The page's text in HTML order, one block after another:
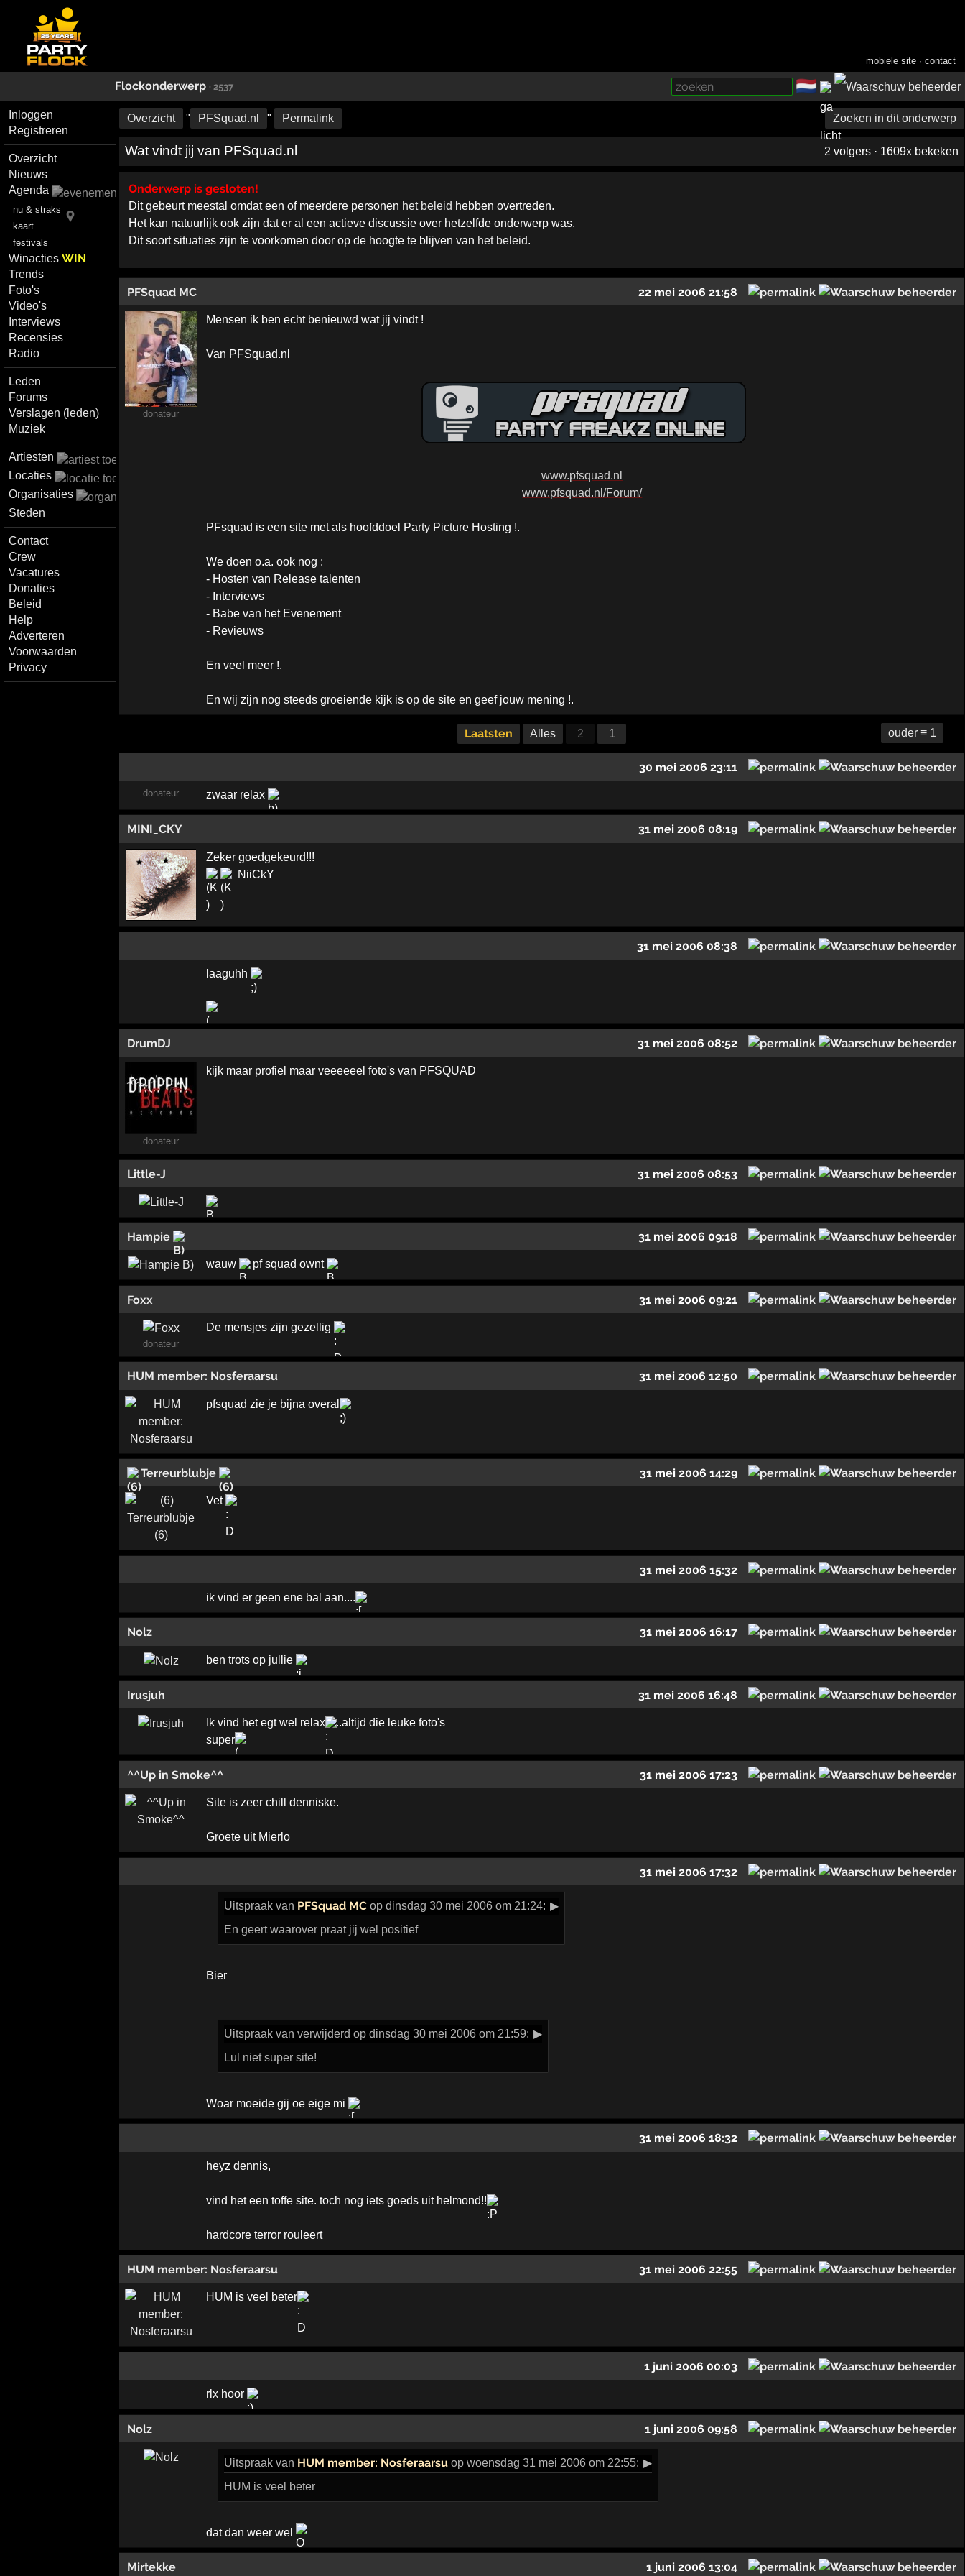
mobiele site ·contact
Flockonderwerp · 2537 🇳🇱
Inloggen
Registreren
Overzicht
Nieuws
Agenda
nu & straks
kaart
festivals
WinactiesWIN
Trends
Foto's
Video's
Interviews
Recensies
Radio
Leden
Forums
Verslagen (leden)
Muziek
Artiesten
Locaties
Organisaties
Steden
Contact
Crew
Vacatures
Donaties
Beleid
Help
Adverteren
Voorwaarden
Privacy
Overzicht " PFSquad.nl " Permalink Zoeken in dit onderwerp
Wat vindt jij van PFSquad.nl 2 volgers · 1609x bekeken
Onderwerp is gesloten!
Dit gebeurt meestal omdat een of meerdere personen het beleid hebben overtreden.
Het kan natuurlijk ook zijn dat er al een actieve discussie over hetzelfde onderwerp was.
Dit soort situaties zijn te voorkomen door op de hoogte te blijven van het beleid.
PFSquad MC 22 mei 2006 21:58
donateur
Mensen ik ben echt benieuwd wat jij vindt !
Van PFSquad.nl
www.pfsquad.nl
www.pfsquad.nl/Forum/
PFsquad is een site met als hoofddoel Party Picture Hosting !.
We doen o.a. ook nog :
- Hosten van Release talenten
- Interviews
- Babe van het Evenement
- Revieuws
En veel meer !.
En wij zijn nog steeds groeiende kijk is op de site en geef jouw mening !.
Laatsten Alles 2 1 ouder ≡ 1
30 mei 2006 23:11
donateur zwaar relax
MINI_CKY 31 mei 2006 08:19
Zeker goedgekeurd!!!
NiiCkY
31 mei 2006 08:38
laaguhh
DrumDJ 31 mei 2006 08:52
donateur
kijk maar profiel maar veeeeeel foto's van PFSQUAD
Little-J 31 mei 2006 08:53
Hampie 31 mei 2006 09:18
wauw pf squad ownt
Foxx 31 mei 2006 09:21
donateur
De mensjes zijn gezellig
HUM member: Nosferaarsu 31 mei 2006 12:50
pfsquad zie je bijna overal
Terreurblubje 31 mei 2006 14:29
Vet
31 mei 2006 15:32
ik vind er geen ene bal aan....
Nolz 31 mei 2006 16:17
ben trots op jullie
Irusjuh 31 mei 2006 16:48
Ik vind het egt wel relax
..altijd die leuke foto's
super
^^Up in Smoke^^ 31 mei 2006 17:23
Site is zeer chill denniske.
Groete uit Mierlo
31 mei 2006 17:32
Uitspraakvan PFSquad MCop dinsdag 30 mei 2006 om 21:24: ▶
En geert waarover praat jij wel positief
Bier
Uitspraakvan verwijderd op dinsdag 30 mei 2006 om 21:59: ▶
Lul niet super site!
Woar moeide gij oe eige mi
31 mei 2006 18:32
heyz dennis,
vind het een toffe site. toch nog iets goeds uit helmond!!
hardcore terror rouleert
HUM member: Nosferaarsu 31 mei 2006 22:55
HUM is veel beter
1 juni 2006 00:03
rlx hoor
Nolz 1 juni 2006 09:58
Uitspraakvan HUM member: Nosferaarsuop woensdag 31 mei 2006 om 22:55: ▶
HUM is veel beter
dat dan weer wel
Mirtekke 1 juni 2006 13:04